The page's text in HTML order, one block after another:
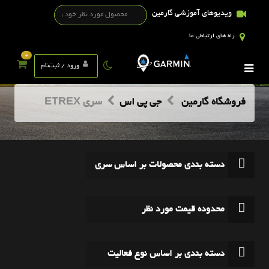
ویدیوهای آموزشی گارمین
راه های ارتباطی ما
ورود / ثبت‌نام
0
فروشگاه گارمین جی پی اس سری ETREX
دسته بندی محصولات بر اساس سری
محدوده قیمت مورد نظر
دسته بندی بر اساس نوع فعالیت